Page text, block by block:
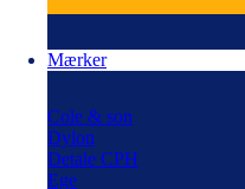
Mærker
Cole & son
Dylon
Detale CPH
Ege